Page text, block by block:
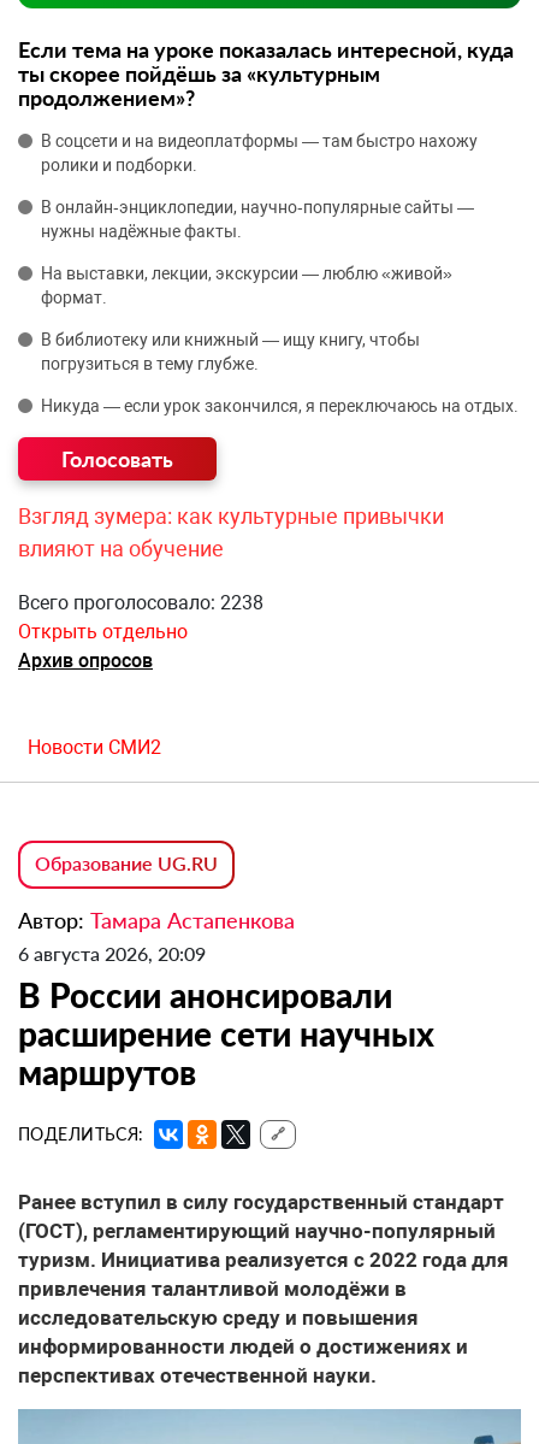
Если тема на уроке показалась интересной, куда
ты скорее пойдёшь за «культурным
продолжением»?
В соцсети и на видеоплатформы — там быстро нахожу
ролики и подборки.
В онлайн‑энциклопедии, научно‑популярные сайты —
нужны надёжные факты.
На выставки, лекции, экскурсии — люблю «живой»
формат.
В библиотеку или книжный — ищу книгу, чтобы
погрузиться в тему глубже.
Никуда — если урок закончился, я переключаюсь на отдых.
Взгляд зумера: как культурные привычки
влияют на обучение
Всего проголосовало: 2238
Открыть отдельно
Архив опросов
Новости СМИ2
Образование UG.RU
Автор: Тамара Астапенкова
6 августа 2026, 20:09
В России анонсировали
расширение сети научных
маршрутов
ПОДЕЛИТЬСЯ: 🔗
Ранее вступил в силу государственный стандарт
(ГОСТ), регламентирующий научно-популярный
туризм. Инициатива реализуется с 2022 года для
привлечения талантливой молодёжи в
исследовательскую среду и повышения
информированности людей о достижениях и
перспективах отечественной науки.